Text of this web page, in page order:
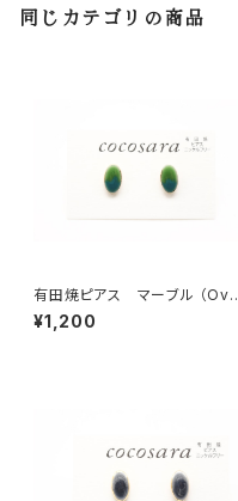
同じカテゴリの商品
有田焼ピアス マーブル （Ova
l）9
¥1,200